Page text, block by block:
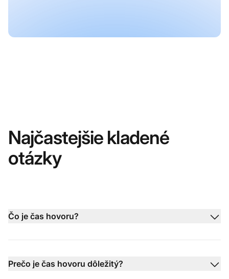
Najčastejšie kladené
otázky
Čo je čas hovoru?
Prečo je čas hovoru dôležitý?